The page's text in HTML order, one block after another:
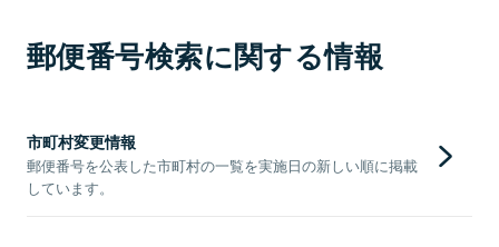
郵便番号検索に関する情報
市町村変更情報
郵便番号を公表した市町村の一覧を実施日の新しい順に掲載
しています。